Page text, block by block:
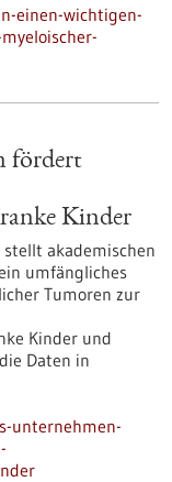
einen-wichtigen-
fördert
Kinder
stellt akademischen
umfängliches
Tumoren zur
Kinder und
Daten in
unternehmen-